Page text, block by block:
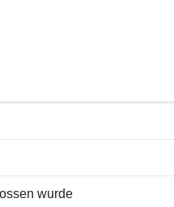
wurde